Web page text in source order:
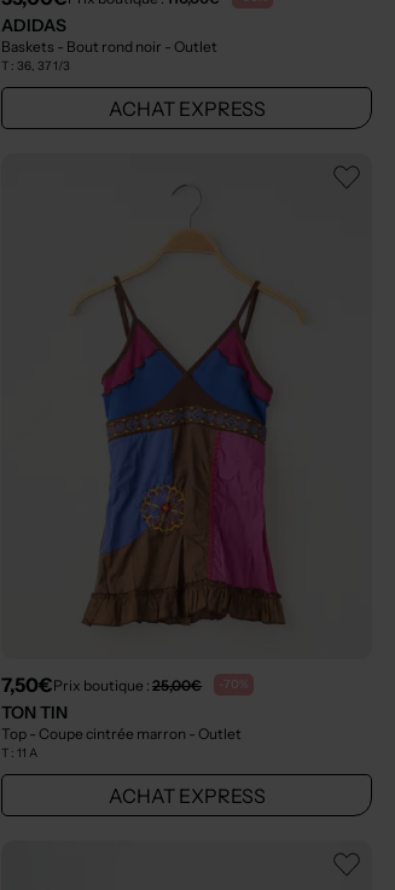
ADIDAS
Baskets - Bout rond noir - Outlet
T :36, 37 1/3
ACHAT EXPRESS
7,50€Prix boutique :25,00€ -70%
TON TIN
Top - Coupe cintrée marron - Outlet
T :11 A
ACHAT EXPRESS